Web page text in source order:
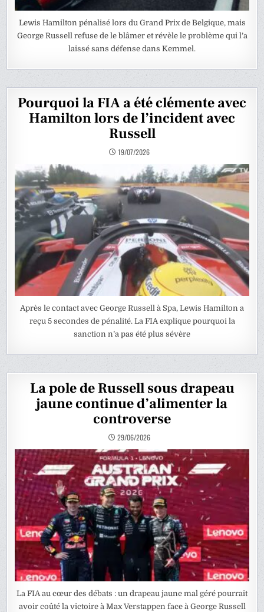
Lewis Hamilton pénalisé lors du Grand Prix de Belgique, mais
George Russell refuse de le blâmer et révèle le problème qui l’a
laissé sans défense dans Kemmel.
Pourquoi la FIA a été clémente avec
Hamilton lors de l’incident avec
Russell
19/07/2026
Après le contact avec George Russell à Spa, Lewis Hamilton a
reçu 5 secondes de pénalité. La FIA explique pourquoi la
sanction n’a pas été plus sévère
La pole de Russell sous drapeau
jaune continue d’alimenter la
controverse
29/06/2026
La FIA au cœur des débats : un drapeau jaune mal géré pourrait
avoir coûté la victoire à Max Verstappen face à George Russell